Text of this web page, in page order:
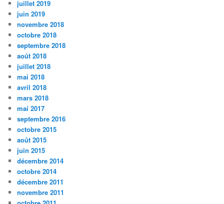
juillet 2019
juin 2019
novembre 2018
octobre 2018
septembre 2018
août 2018
juillet 2018
mai 2018
avril 2018
mars 2018
mai 2017
septembre 2016
octobre 2015
août 2015
juin 2015
décembre 2014
octobre 2014
décembre 2011
novembre 2011